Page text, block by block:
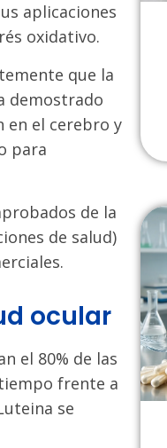
aplicaciones
oxidativo.
que la
demostrado
en el cerebro y
para
de la
de salud)
ocular
el 80% de las
frente a
se